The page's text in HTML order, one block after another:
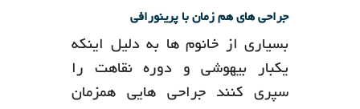
جراحی های هم زمان با پرینورافی
بسیاری از خانوم ها به دلیل اینکه
یکبار بیهوشی و دوره نقاهت را
سپری کنند جراحی هایی همزمان